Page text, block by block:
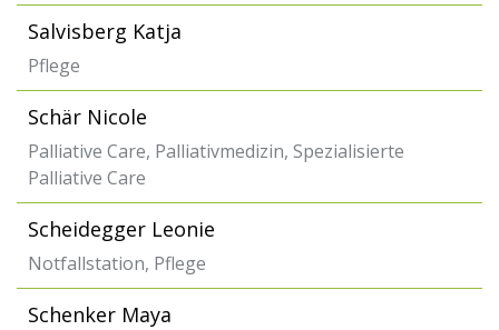
Salvisberg Katja
Pflege
Schär Nicole
Palliative Care, Palliativmedizin, Spezialisierte
Palliative Care
Scheidegger Leonie
Notfallstation, Pflege
Schenker Maya